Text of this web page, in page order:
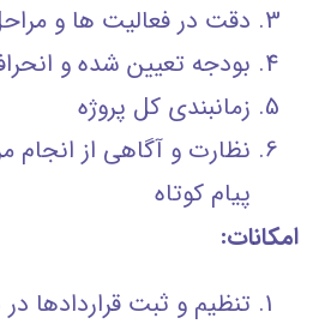
دقت در فعالیت ها و
بودجه تعيين شده و
زمانبندي كل پروژه
نظارت و آگاهی از انجام
پیام کوتاه
امکانات:
تنظيم و ثبت قراردادها